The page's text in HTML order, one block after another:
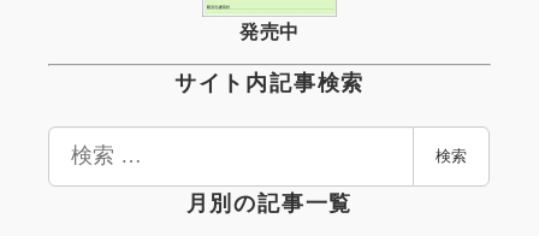
発売中
サイト内記事検索
検
検索
月別の記事一覧